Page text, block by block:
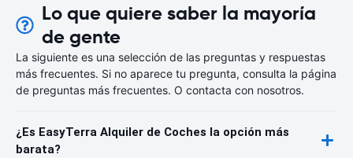
Lo que quiere saber la mayoría
de gente
La siguiente es una selección de las preguntas y respuestas
más frecuentes. Si no aparece tu pregunta, consulta la página
de preguntas más frecuentes. O contacta con nosotros.
¿Es EasyTerra Alquiler de Coches la opción más
barata?